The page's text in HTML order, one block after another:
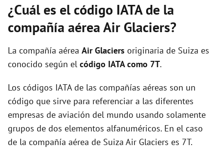
¿Cuál es el código IATA de la
compañía aérea Air Glaciers?
La compañía aérea Air Glaciers originaria de Suiza es
conocido según el código IATA como 7T.
Los códigos IATA de las compañías aéreas son un
código que sirve para referenciar a las diferentes
empresas de aviación del mundo usando solamente
grupos de dos elementos alfanuméricos. En el caso
de la compañía aérea de Suiza Air Glaciers es 7T.